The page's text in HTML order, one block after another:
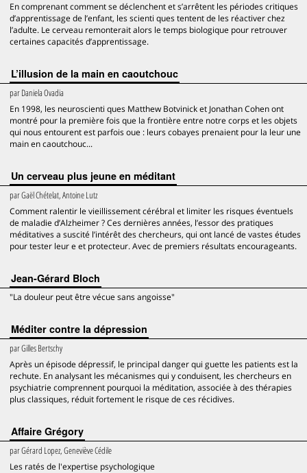
En comprenant comment se déclenchent et s’arrêtent les périodes critiques
d’apprentissage de l’enfant, les scienti ques tentent de les réactiver chez
l’adulte. Le cerveau remonterait alors le temps biologique pour retrouver
certaines capacités d’apprentissage.
L’illusion de la main en caoutchouc
parDaniela Ovadia
En 1998, les neuroscienti ques Matthew Botvinick et Jonathan Cohen ont
montré pour la première fois que la frontière entre notre corps et les objets
qui nous entourent est parfois oue : leurs cobayes prenaient pour la leur une
main en caoutchouc...
Un cerveau plus jeune en méditant
parGaël Chételat, Antoine Lutz
Comment ralentir le vieillissement cérébral et limiter les risques éventuels
de maladie d’Alzheimer ? Ces dernières années, l’essor des pratiques
méditatives a suscité l’intérêt des chercheurs, qui ont lancé de vastes études
pour tester leur e et protecteur. Avec de premiers résultats encourageants.
Jean-Gérard Bloch
"La douleur peut être vécue sans angoisse"
Méditer contre la dépression
parGilles Bertschy
Après un épisode dépressif, le principal danger qui guette les patients est la
rechute. En analysant les mécanismes qui y conduisent, les chercheurs en
psychiatrie comprennent pourquoi la méditation, associée à des thérapies
plus classiques, réduit fortement le risque de ces récidives.
Affaire Grégory
parGérard Lopez, Geneviève Cédile
Les ratés de l'expertise psychologique